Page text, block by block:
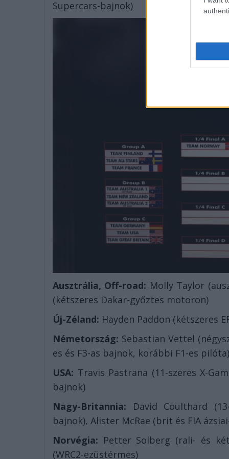
Supercars-bajnok)
Ausztrália, Off-road: Molly Taylor
(kétszeres Dakar-győztes motoron)
Új-Zéland: Hayden Paddon (kétszeres
Németország: Sebastian Vettel
es és F3-as bajnok, korábbi F1-es pilóta)
USA: Travis Pastrana (11-szeres X-
bajnok)
Nagy-Britannia: David Coulthard
bajnok), Alister McRae (brit és FIA
Norvégia: Petter Solberg (rali- és
(WRC2-ezüstérmes)